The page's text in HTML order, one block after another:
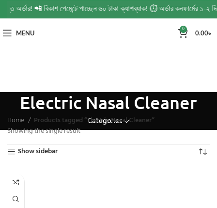
অর্ডার! 📲 বিকাশ পেমেন্টে পাচ্ছেন ৬০ টাকা ক্যাশব্যাক! ⏱️ অর্ডার কনফার্মের
MENU 0 0.00৳
Electric Nasal Cleaner
Categories
Home
Products tagged “Electric Nasal Cleaner”
Showing the single result
Show sidebar